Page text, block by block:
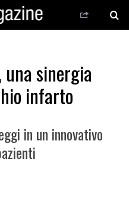
una sinergia
infarto
in un innovativo